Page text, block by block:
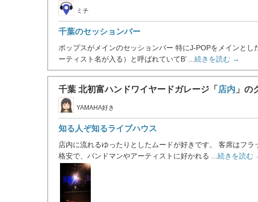
ミチ
千葉のセッションバー
ポップスがメインのセッションバー 特にJ-POPをメインと
ーティスト名が入る）と呼ばれていてB’ ... 続きを読む →
千葉 北初富ハンドワイヤードガレージ「 店内 」の
YAMAHA好き
知る人ぞ知るライブハウス
店内に流れるゆったりとしたムードが好きです。 客席はフ
格安で、バンドマンやアーティストに好かれる ... 続きを読む